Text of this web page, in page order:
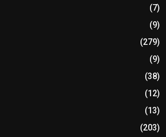
(7)
(9)
(279)
(9)
(38)
(12)
(13)
(203)